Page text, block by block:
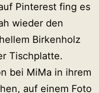
Pinterest fing es
wieder den
Birkenholz
Tischplatte.
bei MiMa in ihrem
auf einem Foto